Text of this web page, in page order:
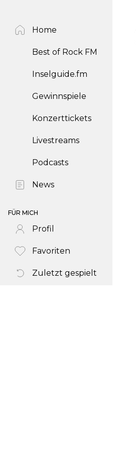
Home
Best of Rock FM
Inselguide.fm
Gewinnspiele
Konzerttickets
Livestreams
Podcasts
News
FÜR MICH
Profil
Favoriten
Zuletzt gespielt